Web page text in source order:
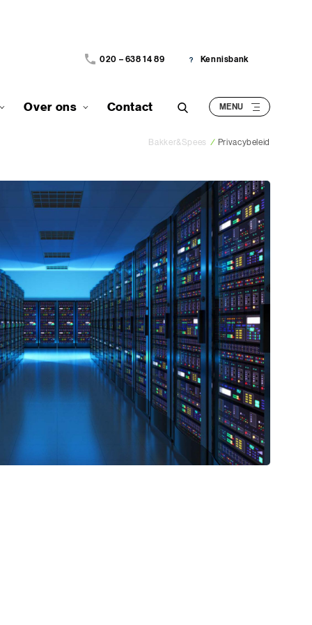
020 – 638 14 89 Kennisbank
Over ons Contact
Bakker&Spees / Privacybeleid